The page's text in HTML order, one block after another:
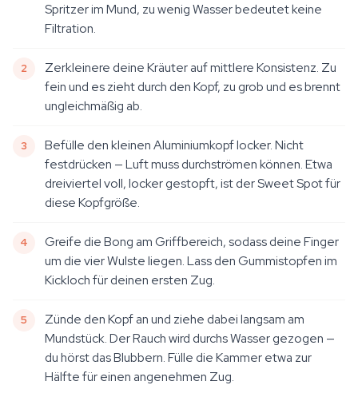
Spritzer im Mund, zu wenig Wasser bedeutet keine
Filtration.
Zerkleinere deine Kräuter auf mittlere Konsistenz. Zu
fein und es zieht durch den Kopf, zu grob und es brennt
ungleichmäßig ab.
Befülle den kleinen Aluminiumkopf locker. Nicht
festdrücken — Luft muss durchströmen können. Etwa
dreiviertel voll, locker gestopft, ist der Sweet Spot für
diese Kopfgröße.
Greife die Bong am Griffbereich, sodass deine Finger
um die vier Wulste liegen. Lass den Gummistopfen im
Kickloch für deinen ersten Zug.
Zünde den Kopf an und ziehe dabei langsam am
Mundstück. Der Rauch wird durchs Wasser gezogen —
du hörst das Blubbern. Fülle die Kammer etwa zur
Hälfte für einen angenehmen Zug.